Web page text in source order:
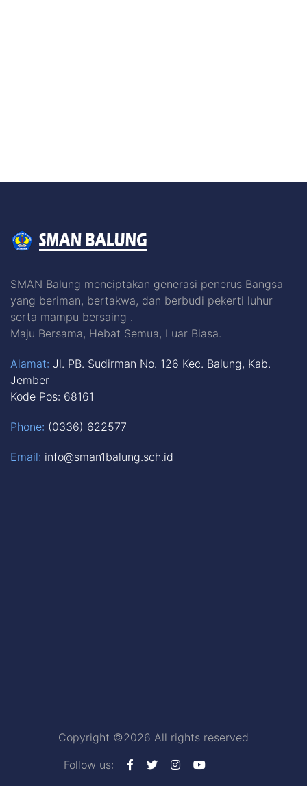
SMAN Balung menciptakan generasi penerus Bangsa
yang beriman, bertakwa, dan berbudi pekerti luhur
serta mampu bersaing .
Maju Bersama, Hebat Semua, Luar Biasa.
Alamat: Jl. PB. Sudirman No. 126 Kec. Balung, Kab.
Jember
Kode Pos: 68161
Phone: (0336) 622577
Email: info@sman1balung.sch.id
Copyright ©2026 All rights reserved
Follow us: